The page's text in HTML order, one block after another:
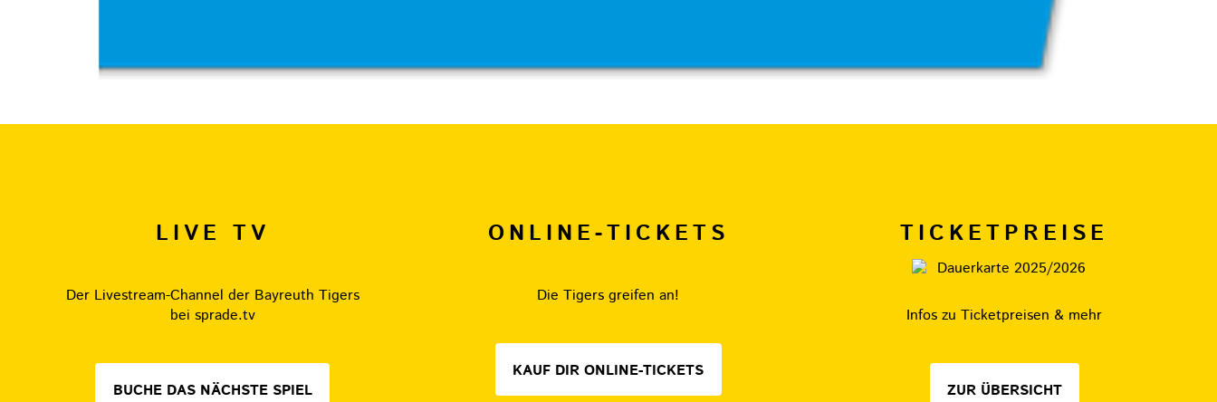
LIVE TV
Der Livestream-Channel der Bayreuth Tigers
bei sprade.tv
BUCHE DAS NÄCHSTE SPIEL
ONLINE-TICKETS
Die Tigers greifen an!
KAUF DIR ONLINE-TICKETS
TICKETPREISE
Infos zu Ticketpreisen & mehr
ZUR ÜBERSICHT